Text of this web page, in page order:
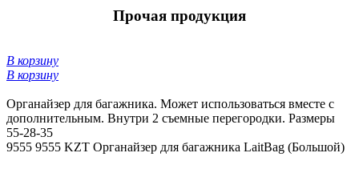
Прочая продукция
В корзину
В корзину
Органайзер для багажника. Может использоваться вместе с
дополнительным. Внутри 2 съемные перегородки. Размеры
55-28-35
9555 9555 KZT Органайзер для багажника LaitBag (Большой)